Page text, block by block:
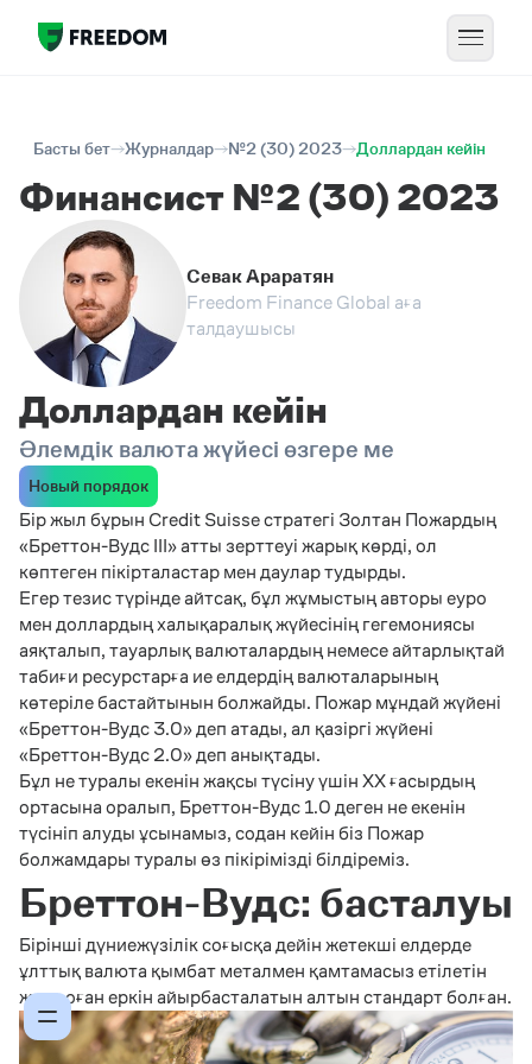
Басты бет Журналдар №2 (30) 2023 Доллардан кейін
Финансист №2 (30) 2023
Севак Араратян
Freedom Finance Global аға
талдаушысы
Доллардан кейін
Әлемдік валюта жүйесі өзгере ме
Новый порядок
Бір жыл бұрын Credit Suisse стратегі Золтан Пожардың
«Бреттон-Вудс III» атты зерттеуі жарық көрді, ол
көптеген пікірталастар мен даулар тудырды.
Егер тезис түрінде айтсақ, бұл жұмыстың авторы еуро
мен доллардың халықаралық жүйесінің гегемониясы
аяқталып, тауарлық валюталардың немесе айтарлықтай
табиғи ресурстарға ие елдердің валюталарының
көтеріле бастайтынын болжайды. Пожар мұндай жүйені
«Бреттон-Вудс 3.0» деп атады, ал қазіргі жүйені
«Бреттон-Вудс 2.0» деп анықтады.
Бұл не туралы екенін жақсы түсіну үшін ХХ ғасырдың
ортасына оралып, Бреттон-Вудс 1.0 деген не екенін
түсініп алуды ұсынамыз, содан кейін біз Пожар
болжамдары туралы өз пікірімізді білдіреміз.
Бреттон-Вудс: басталуы
Бірінші дүниежүзілік соғысқа дейін жетекші елдерде
ұлттық валюта қымбат металмен қамтамасыз етілетін
және оған еркін айырбасталатын алтын стандарт болған.